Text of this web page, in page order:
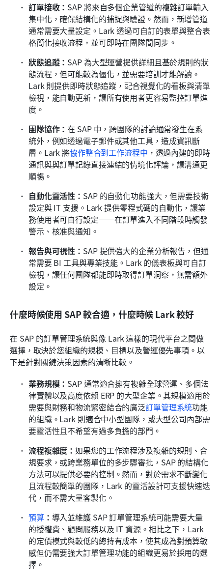
訂單接收： SAP 將來自多個企業管道的複雜訂單輸入
集中化，確保結構化的捕捉與驗證。然而，新增管道
通常需要大量設定。Lark 透過可自訂的表單與整合表
格簡化接收流程，並可即時在團隊間同步。
狀態追蹤： SAP 為大型運營提供詳細且基於規則的狀
態流程，但可能較為僵化，並需要培訓才能解讀。
Lark 則提供即時狀態追蹤，配合視覺化的看板與清單
檢視，能自動更新，讓所有使用者更容易監控訂單進
度。
團隊協作：在 SAP 中，跨團隊的討論通常發生在系
統外，例如透過電子郵件或其他工具，造成資訊斷
層。Lark 將協作整合到工作流程中 ，透過內建的即時
通訊與與訂單記錄直接連結的情境化評論，讓溝通更
順暢。
自動化靈活性： SAP 的自動化功能強大，但需要技術
設定與 IT 支援。Lark 提供零程式碼的自動化，讓業
務使用者可自行設定——在訂單進入不同階段時觸發
警示、核准與通知。
報告與可視性： SAP 提供強大的企業分析報告，但通
常需要 BI 工具與專業技能。Lark 的儀表板與可自訂
檢視，讓任何團隊都能即時取得訂單洞察，無需額外
設定。
什麼時候使用 SAP 較合適，什麼時候 Lark 較好
在 SAP 的訂單管理系統與像 Lark 這樣的現代平台之間做
選擇，取決於您組織的規模、目標以及營運優先事項。以
下是針對關鍵決策因素的清晰比較。
業務規模： SAP 通常適合擁有複雜全球營運、多個法
律實體以及高度依賴 ERP 的大型企業。其規模適用於
需要與財務和物流緊密結合的廣泛訂單管理系統功能
的組織。Lark 則適合中小型團隊，或大型公司內部需
要靈活性且不希望有過多負擔的部門。
流程複雜度：如果您的工作流程涉及複雜的規則、合
規要求，或跨業務單位的多步驟審批，SAP 的結構化
方法可以提供必要的控制。然而，對於需求不斷變化
且流程較簡單的團隊，Lark 的靈活設計可支援快速迭
代，而不需大量客製化。
預算： 導入並維護 SAP 訂單管理系統可能需要大量
的授權費、顧問服務以及 IT 資源。相比之下，Lark
的定價模式與較低的總持有成本，使其成為對預算敏
感但仍需要強大訂單管理功能的組織更易於採用的選
擇。